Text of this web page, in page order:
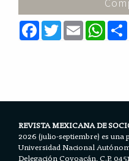
F
a
c
T
w
i
E
m
a
W
h
a
REVISTA MEXICANA DE
2026 (julio-septiembre) es
Universidad Nacional
Delegación Coyoacán, C.P.